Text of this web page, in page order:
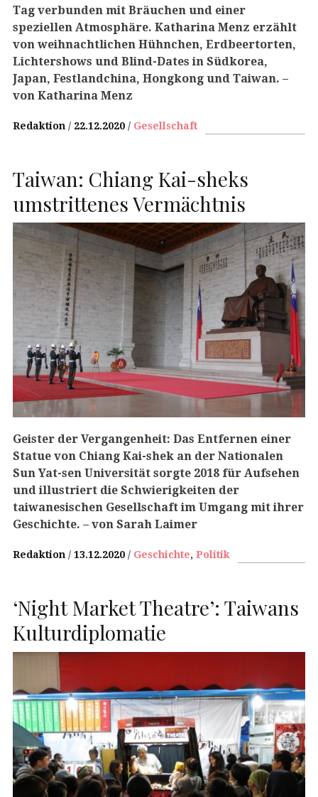
Tag verbunden mit Bräuchen und einer
speziellen Atmosphäre. Katharina Menz erzählt
von weihnachtlichen Hühnchen, Erdbeertorten,
Lichtershows und Blind-Dates in Südkorea,
Japan, Festlandchina, Hongkong und Taiwan. –
von Katharina Menz
Redaktion 22.12.2020 Gesellschaft
Taiwan: Chiang Kai-sheks
umstrittenes Vermächtnis
Geister der Vergangenheit: Das Entfernen einer
Statue von Chiang Kai-shek an der Nationalen
Sun Yat-sen Universität sorgte 2018 für Aufsehen
und illustriert die Schwierigkeiten der
taiwanesischen Gesellschaft im Umgang mit ihrer
Geschichte. – von Sarah Laimer
Redaktion 13.12.2020 Geschichte, Politik
‘Night Market Theatre’: Taiwans
Kulturdiplomatie